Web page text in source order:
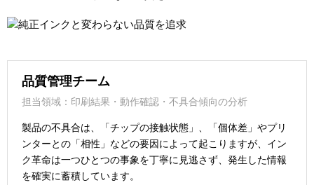
品質管理チーム
担当領域：印刷結果・動作確認・不具合傾向の分析
製品の不具合は、「チップの接触状態」、「個体差」やプリ
ンターとの「相性」などの要因によって起こりますが、イン
ク革命は一つひとつの事象を丁寧に見逃さず、発生した情報
を確実に蓄積しています。